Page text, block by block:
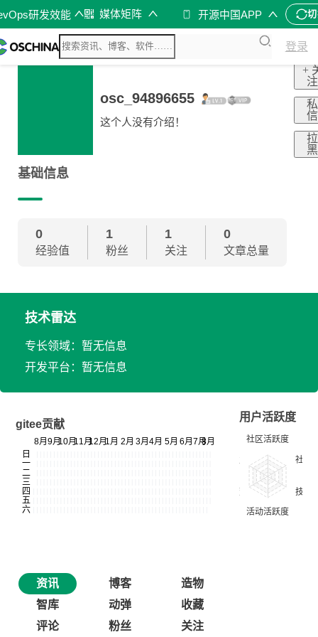
研发效能 媒体矩阵 开源中国APP
登录
osc_94896655
这个人没有介绍！
+
注
私
信
拉
黑
基础信息
0
经验值
1
粉丝
1
关注
0
文章总量
技术雷达
专长领域：暂无信息
开发平台：暂无信息
gitee贡献
用户活跃度
资讯 博客
造物
智库
动弹
收藏
评论
粉丝 关注